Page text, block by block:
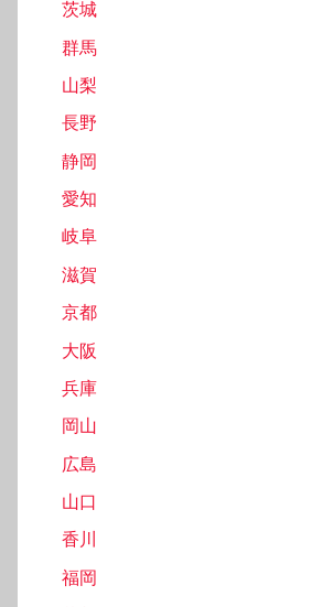
茨城
群馬
山梨
長野
静岡
愛知
岐阜
滋賀
京都
大阪
兵庫
岡山
広島
山口
香川
福岡